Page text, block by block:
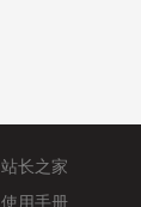
站长之家
使用手册